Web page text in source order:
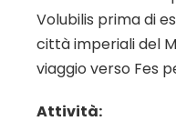
Volubilis prima di
città imperiali del
viaggio verso Fes
Attività: